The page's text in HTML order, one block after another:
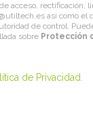
acceso, rectificación,
así como el
de control.
sobre Protección
de Privacidad